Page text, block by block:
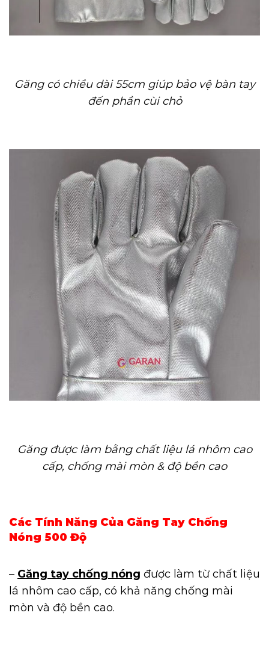
Găng có chiều dài 55cm giúp bảo vệ bàn tay
đến phần cùi chỏ
Găng được làm bằng chất liệu lá nhôm cao
cấp, chống mài mòn & độ bền cao
Các Tính Năng Của Găng Tay Chống
Nóng 500 Độ
– Găng tay chống nóng được làm từ chất liệu
lá nhôm cao cấp, có khả năng chống mài
mòn và độ bền cao.